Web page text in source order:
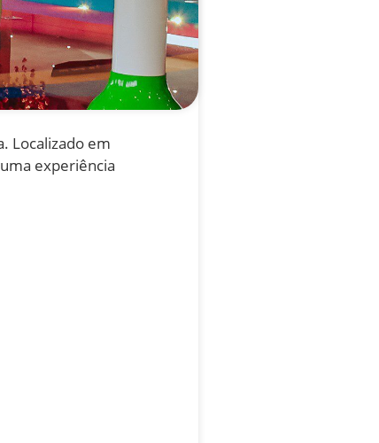
Localizado em
experiência